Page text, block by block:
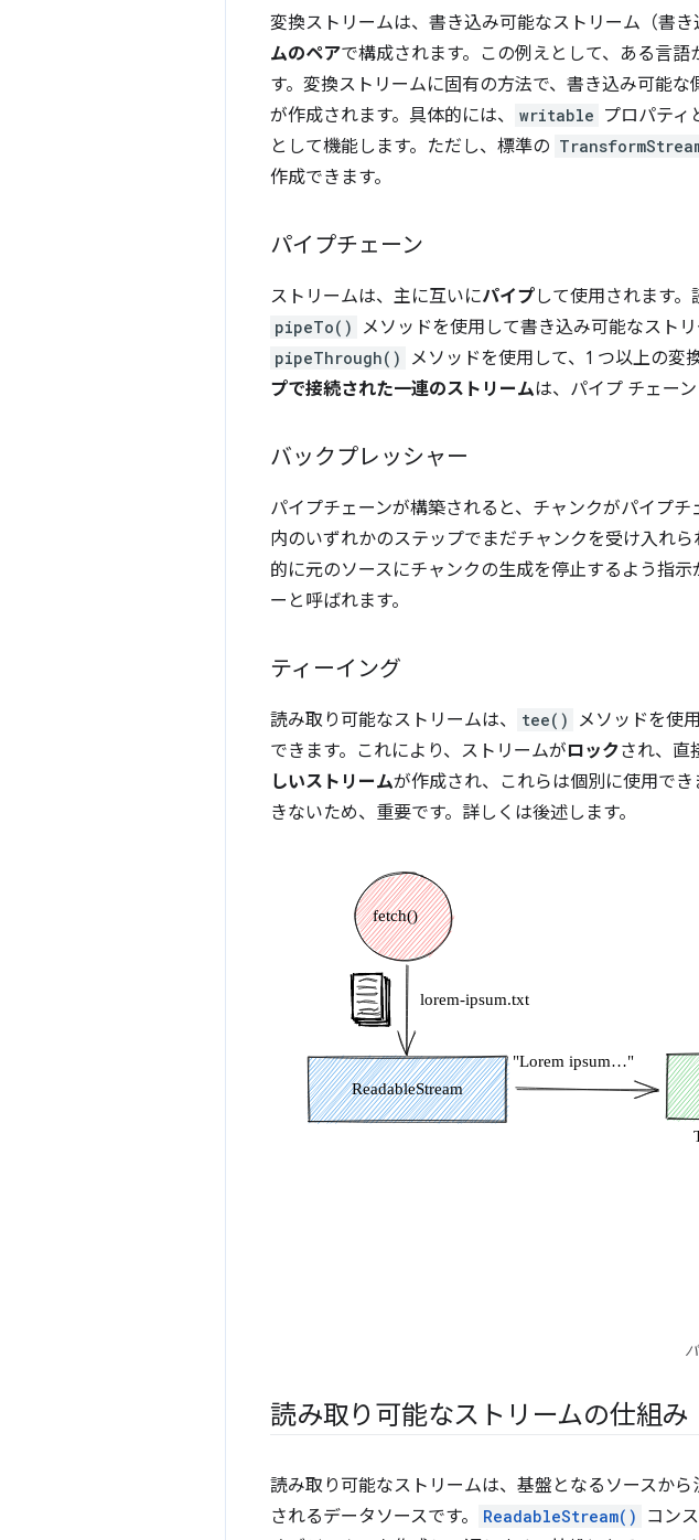
変換ストリームは、書き込み可能なストリーム（書
ムのペアで構成されます。この例えとして、ある言
す。変換ストリームに固有の方法で、書き込み可能
が作成されます。具体的には、
writable プロパティ
として機能します。ただし、標準の
作成できます。
パイプチェーン
ストリームは、主に互いにパイプして使用されます
pipeTo() メソッドを使用して書き込み可能なスト
pipeThrough() メソッドを使用して、1 つ以上の変
プで接続された一連のストリームは、パイプ チェーン
バックプレッシャー
パイプチェーンが構築されると、チャンクがパイプ
内のいずれかのステップでまだチャンクを受け入れ
的に元のソースにチャンクの生成を停止するよう指示
ーと呼ばれます。
ティーイング
読み取り可能なストリームは、 tee()
メソッドを使
できます。これにより、ストリームがロックされ、直
しいストリームが作成され、これらは個別に使用で
きないため、重要です。詳しくは後述します。
読み取り可能なストリームの仕組み
読み取り可能なストリームは、基盤となるソースから
されるデータソースです。
ReadableStream()
コン